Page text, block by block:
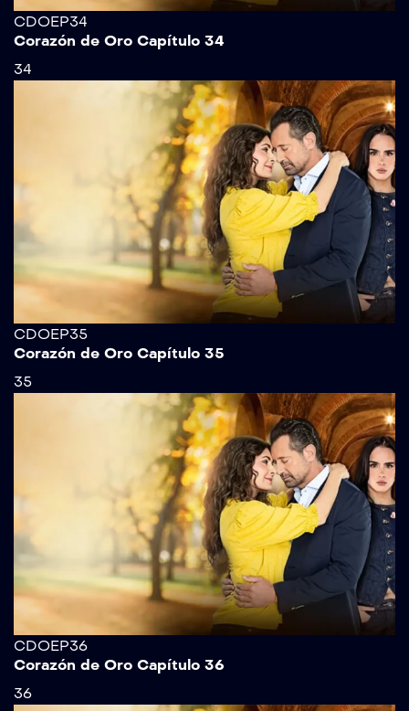
CDOEP34
Corazón de Oro Capítulo 34
34
CDOEP35
Corazón de Oro Capítulo 35
35
CDOEP36
Corazón de Oro Capítulo 36
36